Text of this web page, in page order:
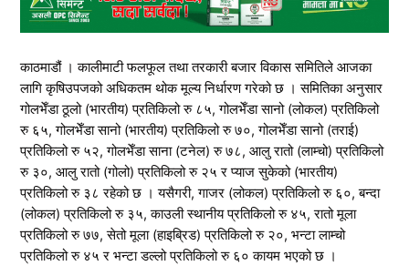
काठमाडौं । कालीमाटी फलफूल तथा तरकारी बजार विकास समितिले आजका
लागि कृषिउपजको अधिकतम थोक मूल्य निर्धारण गरेको छ । समितिका अनुसार
गोलभेँडा ठूलो (भारतीय) प्रतिकिलो रु ८५, गोलभेँडा सानो (लोकल) प्रतिकिलो
रु ६५, गोलभेँडा सानो (भारतीय) प्रतिकिलो रु ७०, गोलभेँडा सानो (तराई)
प्रतिकिलो रु ५२, गोलभेँडा साना (टनेल) रु ७८, आलु रातो (लाम्चो) प्रतिकिलो
रु ३०, आलु रातो (गोलो) प्रतिकिलो रु २५ र प्याज सुकेको (भारतीय)
प्रतिकिलो रु ३८ रहेको छ । यसैगरी, गाजर (लोकल) प्रतिकिलो रु ६०, बन्दा
(लोकल) प्रतिकिलो रु ३५, काउली स्थानीय प्रतिकिलो रु ४५, रातो मूला
प्रतिकिलो रु ७७, सेतो मूला (हाइब्रिड) प्रतिकिलो रु २०, भन्टा लाम्चो
प्रतिकिलो रु ४५ र भन्टा डल्लो प्रतिकिलो रु ६० कायम भएको छ ।